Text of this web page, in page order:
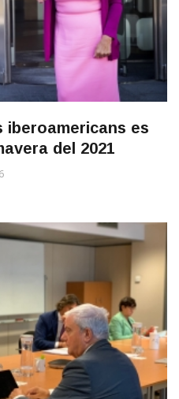
iberoamericans es
del 2021